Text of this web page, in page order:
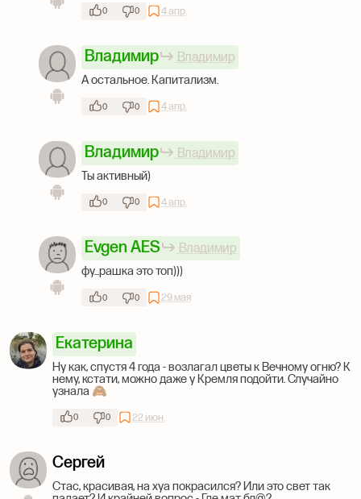
0 0 4 апр.
Владимир
Владимир
А остальное. Капитализм.
0 0 4 апр.
Владимир
Владимир
Ты активный)
0 0 4 апр.
Evgen AES
Владимир
фу...рашка это топ)))
0 0 29 мая
Екатерина
Ну как, спустя 4 года - возлагал цветы к Вечному огню? К
нему, кстати, можно даже у Кремля подойти. Случайно
узнала 🙈
0 0 22 июн.
Сергей
Стас, красивая, на хуа покрасился? Или это свет так